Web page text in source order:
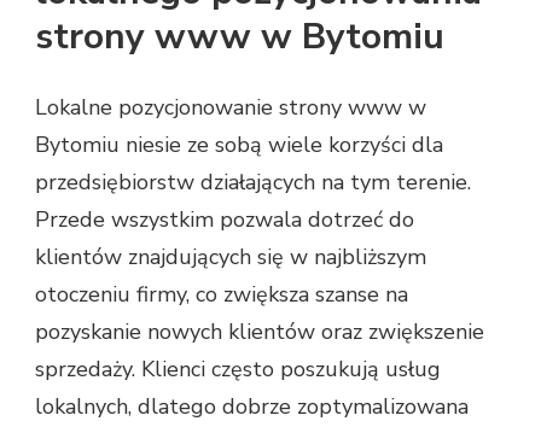
strony www w Bytomiu
Lokalne pozycjonowanie strony www w
Bytomiu niesie ze sobą wiele korzyści dla
przedsiębiorstw działających na tym terenie.
Przede wszystkim pozwala dotrzeć do
klientów znajdujących się w najbliższym
otoczeniu firmy, co zwiększa szanse na
pozyskanie nowych klientów oraz zwiększenie
sprzedaży. Klienci często poszukują usług
lokalnych, dlatego dobrze zoptymalizowana